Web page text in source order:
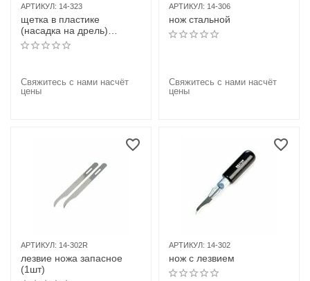
АРТИКУЛ: 14-323
щетка в пластике
(насадка на дрель)
D=51мм
Свяжитесь с нами насчёт
цены
АРТИКУЛ: 14-306
нож стальной
Свяжитесь с нами насчёт
цены
АРТИКУЛ: 14-302R
лезвие ножа запасное
(1шт)
АРТИКУЛ: 14-302
нож с лезвием